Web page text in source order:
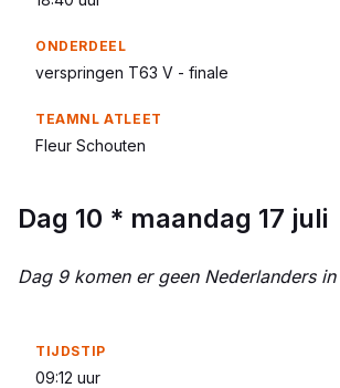
verspringen T63 V - finale
Fleur Schouten
Dag 10 * maandag 17 juli
Dag 9 komen er geen Nederlanders
09:12 uur